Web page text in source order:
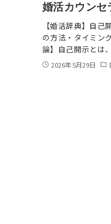
婚活カウンセ
【婚活辞典】自
の方法・タイミン
論】自己開示とは
2026年5月29日